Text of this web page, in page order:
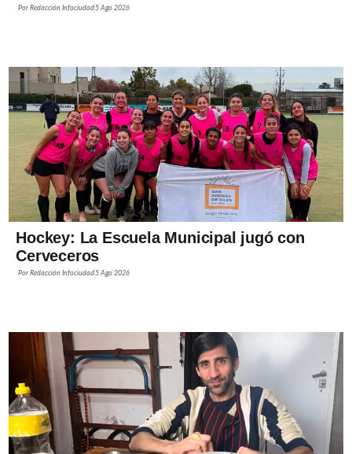
PorRedacción Infociudad5 Ago 2026
Hockey: La Escuela Municipal jugó con
Cerveceros
PorRedacción Infociudad5 Ago 2026